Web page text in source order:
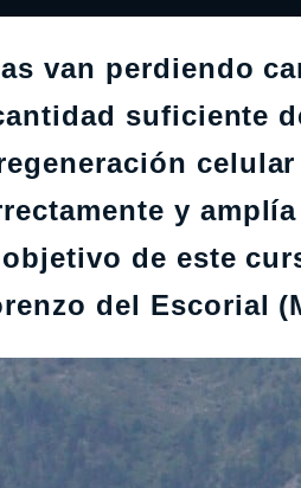
van perdiendo
suficiente
y
de este
del Escorial